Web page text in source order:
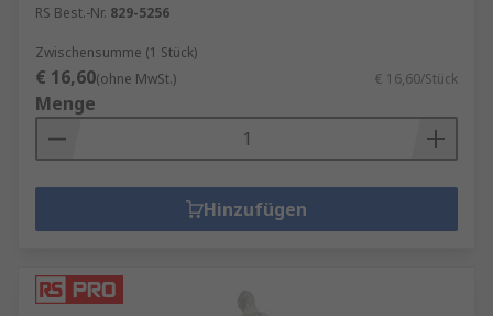
RS Best.-Nr. 829-5256
Zwischensumme (1 Stück)
€ 16,60(ohne MwSt.) € 16,60/Stück
Menge
Hinzufügen